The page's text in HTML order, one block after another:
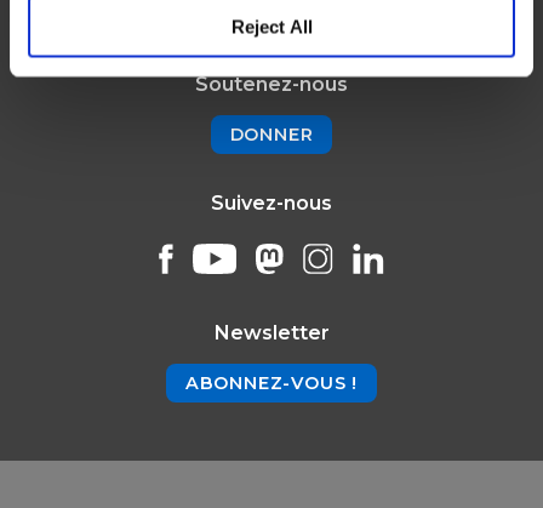
Reject All
Soutenez-nous
DONNER
Suivez-nous
Newsletter
ABONNEZ-VOUS !